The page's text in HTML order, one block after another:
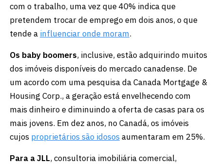
com o trabalho, uma vez que 40% indica que
pretendem trocar de emprego em dois anos, o que
tende a influenciar onde moram.
Os baby boomers, inclusive, estão adquirindo muitos
dos imóveis disponíveis do mercado canadense. De
um acordo com uma pesquisa da Canada Mortgage &
Housing Corp., a geração está envelhecendo com
mais dinheiro e diminuindo a oferta de casas para os
mais jovens. Em dez anos, no Canadá, os imóveis
cujos proprietários são idosos aumentaram em 25%.
Para a JLL, consultoria imobiliária comercial,